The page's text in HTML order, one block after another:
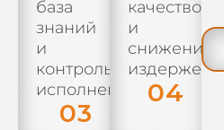
база
знаний
и
контроль
исполнения.
03
качество
и
снижение
издержек.
04